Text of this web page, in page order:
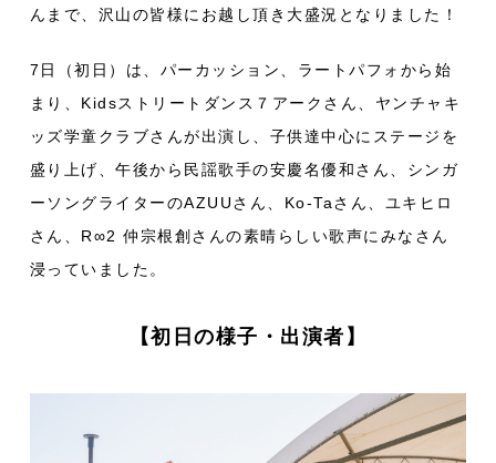
んまで、沢山の皆様にお越し頂き大盛況となりました！
7日（初日）は、パーカッション、ラートパフォから始
まり、Kidsストリートダンス７アークさん、ヤンチャキ
ッズ学童クラブさんが出演し、子供達中心にステージを
盛り上げ、午後から民謡歌手の安慶名優和さん、シンガ
ーソングライターのAZUUさん、Ko-Taさん、ユキヒロ
さん、R∞2 仲宗根創さんの素晴らしい歌声にみなさん
浸っていました。
【初日の様子・出演者】